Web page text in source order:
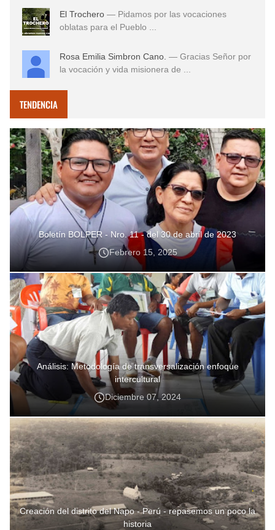
El Trochero — Pidamos por las vocaciones
oblatas para el Pueblo ...
Rosa Emilia Simbron Cano. — Gracias Señor por
la vocación y vida misionera de ...
TENDENCIA
Boletín BOLPER - Nro. 11 - del 30 de abril de 2023
Febrero 15, 2025
Análisis: Metodología de transversalización enfoque
intercultural
Diciembre 07, 2024
Creación del distrito del Napo - Perú - repasemos un poco la
historia